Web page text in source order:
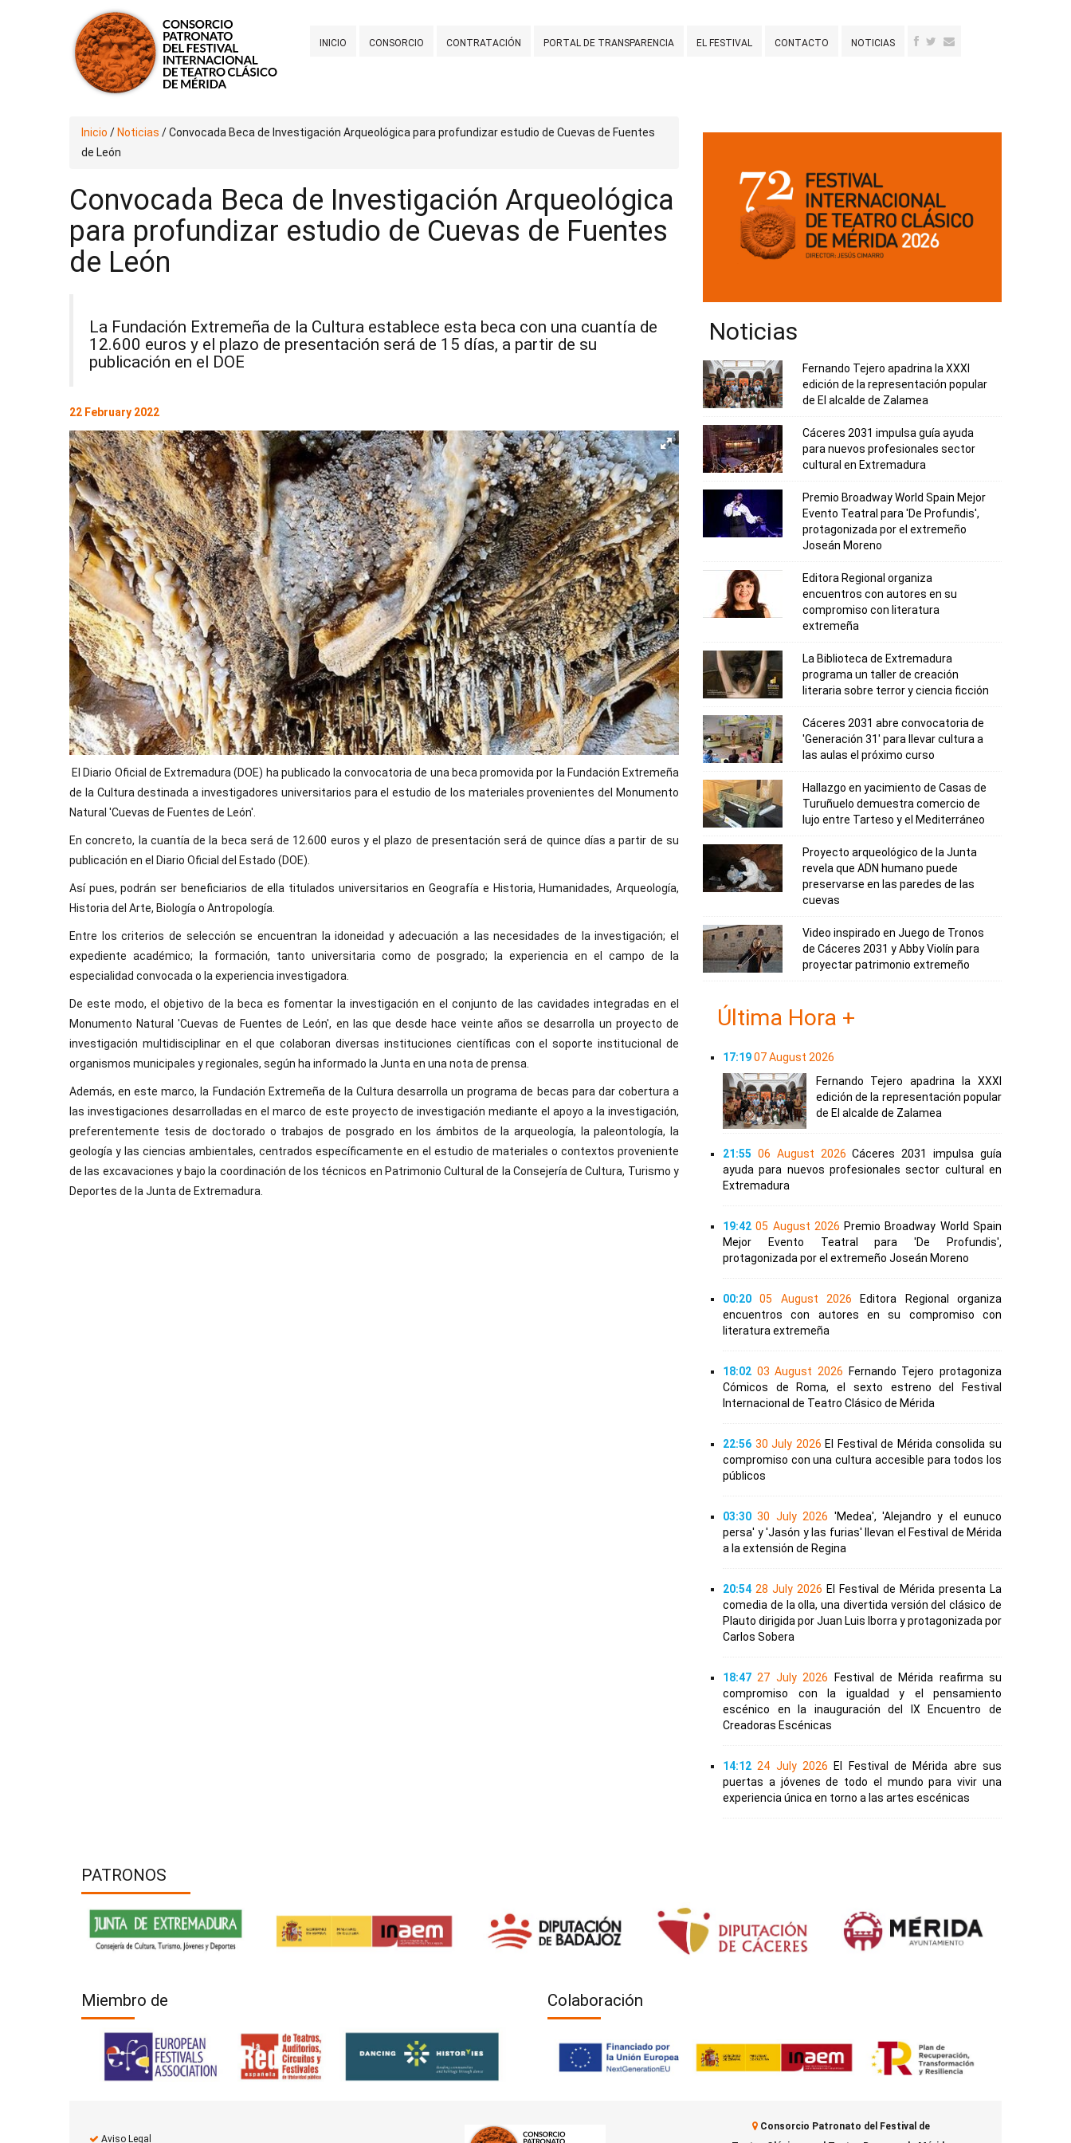
INICIO CONSORCIO CONTRATACIÓN PORTAL DE TRANSPARENCIA EL FESTIVAL CONTACTO NOTICIAS
Inicio / Noticias /Convocada Beca de Investigación Arqueológica para profundizar estudio de Cuevas de Fuentes
de León
Convocada Beca de Investigación Arqueológica
para profundizar estudio de Cuevas de Fuentes
de León
La Fundación Extremeña de la Cultura establece esta beca con una cuantía de
12.600 euros y el plazo de presentación será de 15 días, a partir de su
publicación en el DOE
22 February 2022
El Diario Oficial de Extremadura (DOE) ha publicado la convocatoria de una beca promovida por la Fundación Extremeña
de la Cultura destinada a investigadores universitarios para el estudio de los materiales provenientes del Monumento
Natural 'Cuevas de Fuentes de León'.
En concreto, la cuantía de la beca será de 12.600 euros y el plazo de presentación será de quince días a partir de su
publicación en el Diario Oficial del Estado (DOE).
Así pues, podrán ser beneficiarios de ella titulados universitarios en Geografía e Historia, Humanidades, Arqueología,
Historia del Arte, Biología o Antropología.
Entre los criterios de selección se encuentran la idoneidad y adecuación a las necesidades de la investigación; el
expediente académico; la formación, tanto universitaria como de posgrado; la experiencia en el campo de la
especialidad convocada o la experiencia investigadora.
De este modo, el objetivo de la beca es fomentar la investigación en el conjunto de las cavidades integradas en el
Monumento Natural 'Cuevas de Fuentes de León', en las que desde hace veinte años se desarrolla un proyecto de
investigación multidisciplinar en el que colaboran diversas instituciones científicas con el soporte institucional de
organismos municipales y regionales, según ha informado la Junta en una nota de prensa.
Además, en este marco, la Fundación Extremeña de la Cultura desarrolla un programa de becas para dar cobertura a
las investigaciones desarrolladas en el marco de este proyecto de investigación mediante el apoyo a la investigación,
preferentemente tesis de doctorado o trabajos de posgrado en los ámbitos de la arqueología, la paleontología, la
geología y las ciencias ambientales, centrados específicamente en el estudio de materiales o contextos proveniente
de las excavaciones y bajo la coordinación de los técnicos en Patrimonio Cultural de la Consejería de Cultura, Turismo y
Deportes de la Junta de Extremadura.
Noticias
Fernando Tejero apadrina la XXXI
edición de la representación popular
de El alcalde de Zalamea
Cáceres 2031 impulsa guía ayuda
para nuevos profesionales sector
cultural en Extremadura
Premio Broadway World Spain Mejor
Evento Teatral para 'De Profundis',
protagonizada por el extremeño
Joseán Moreno
Editora Regional organiza
encuentros con autores en su
compromiso con literatura
extremeña
La Biblioteca de Extremadura
programa un taller de creación
literaria sobre terror y ciencia ficción
Cáceres 2031 abre convocatoria de
'Generación 31' para llevar cultura a
las aulas el próximo curso
Hallazgo en yacimiento de Casas de
Turuñuelo demuestra comercio de
lujo entre Tarteso y el Mediterráneo
Proyecto arqueológico de la Junta
revela que ADN humano puede
preservarse en las paredes de las
cuevas
Video inspirado en Juego de Tronos
de Cáceres 2031 y Abby Violín para
proyectar patrimonio extremeño
Última Hora +
17:1907 August 2026
Fernando Tejero apadrina la XXXI
edición de la representación popular
de El alcalde de Zalamea
21:55 06 August 2026 Cáceres 2031 impulsa guía
ayuda para nuevos profesionales sector cultural en
Extremadura
19:42 05 August 2026 Premio Broadway World Spain
Mejor Evento Teatral para 'De Profundis',
protagonizada por el extremeño Joseán Moreno
00:20 05 August 2026
Editora Regional organiza
encuentros con autores en su compromiso con
literatura extremeña
18:02 03 August 2026
Fernando Tejero protagoniza
Cómicos de Roma, el sexto estreno del Festival
Internacional de Teatro Clásico de Mérida
22:56 30 July 2026 El Festival de Mérida consolida su
compromiso con una cultura accesible para todos los
públicos
03:30 30 July 2026 'Medea', 'Alejandro y el eunuco
persa' y 'Jasón y las furias' llevan el Festival de Mérida
a la extensión de Regina
20:54 28 July 2026 El Festival de Mérida presenta La
comedia de la olla, una divertida versión del clásico de
Plauto dirigida por Juan Luis Iborra y protagonizada por
Carlos Sobera
18:47 27 July 2026
Festival de Mérida reafirma su
compromiso con la igualdad y el pensamiento
escénico en la inauguración del IX Encuentro de
Creadoras Escénicas
14:12 24 July 2026
El Festival de Mérida abre sus
puertas a jóvenes de todo el mundo para vivir una
experiencia única en torno a las artes escénicas
PATRONOS
Miembro de Colaboración
Aviso Legal
Consorcio Patronato del Festival de